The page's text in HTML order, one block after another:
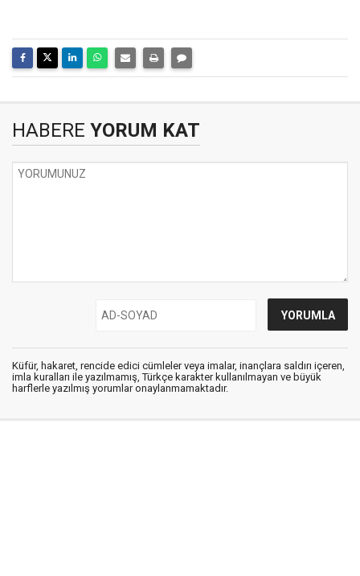
HABERE YORUM KAT
Küfür, hakaret, rencide edici cümleler veya imalar, inançlara saldırı içeren,
imla kuralları ile yazılmamış, Türkçe karakter kullanılmayan ve büyük
harflerle yazılmış yorumlar onaylanmamaktadır.